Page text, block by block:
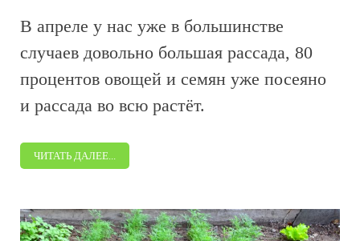
В апреле у нас уже в большинстве
случаев довольно большая рассада, 80
процентов овощей и семян уже посеяно
и рассада во всю растёт.
ЧИТАТЬ ДАЛЕЕ...